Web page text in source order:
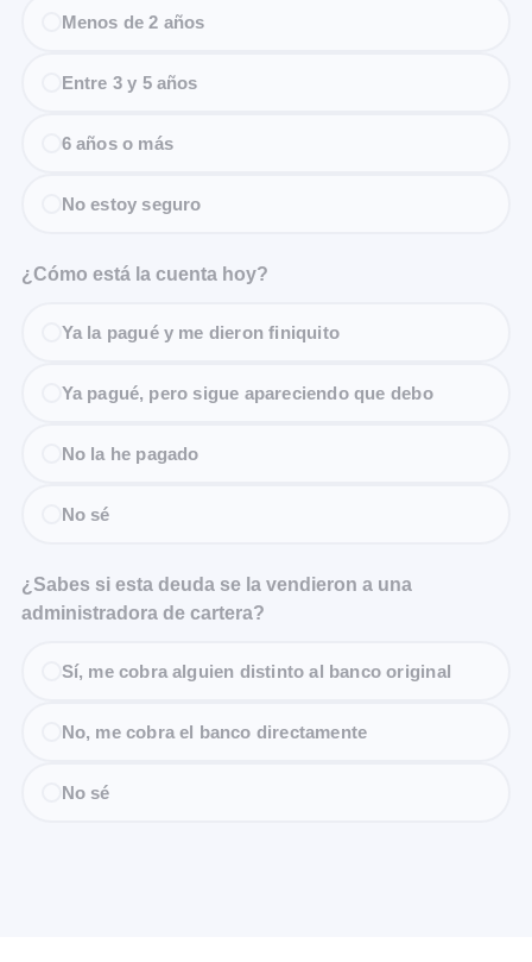
Menos de 2 años
Entre 3 y 5 años
6 años o más
No estoy seguro
¿Cómo está la cuenta hoy?
Ya la pagué y me dieron finiquito
Ya pagué, pero sigue apareciendo que debo
No la he pagado
No sé
¿Sabes si esta deuda se la vendieron a una
administradora de cartera?
Sí, me cobra alguien distinto al banco original
No, me cobra el banco directamente
No sé